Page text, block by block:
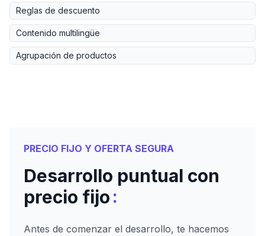
Reglas de descuento
Contenido multilingüe
Agrupación de productos
PRECIO FIJO Y OFERTA SEGURA
Desarrollo puntual con
precio fijo:
Antes de comenzar el desarrollo, te hacemos